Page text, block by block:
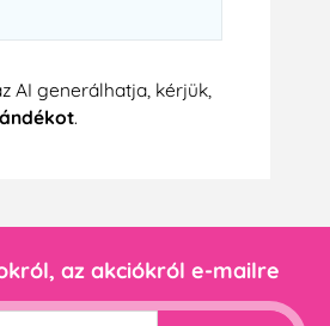
AI generálhatja, kérjük,
.
az akciókról e-mailre